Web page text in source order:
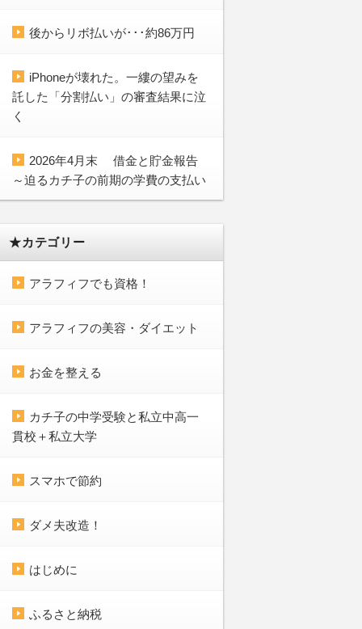
後からリボ払いが･･･約86万円
iPhoneが壊れた。一縷の望みを
託した「分割払い」の審査結果に泣
く
2026年4月末 借金と貯金報告
～迫るカチ子の前期の学費の支払い
★カテゴリー
アラフィフでも資格！
アラフィフの美容・ダイエット
お金を整える
カチ子の中学受験と私立中高一
貫校＋私立大学
スマホで節約
ダメ夫改造！
はじめに
ふるさと納税